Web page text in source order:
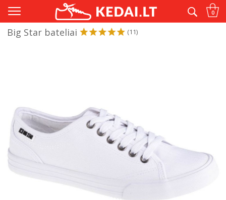
Tik originalūs® ir kokybiški kedai 0
Big Star bateliai (11)